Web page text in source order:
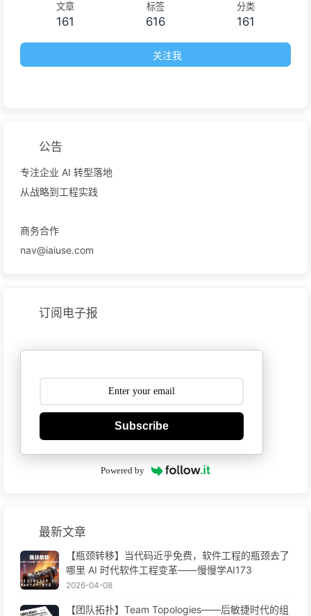
文章
161
标签
616
分类
161
关注我
公告
专注企业 AI 转型落地
从战略到工程实践
商务合作
nav@iaiuse.com
订阅电子报
Subscribe
Powered by
最新文章
【瓶颈转移】当代码近乎免费，软件工程的瓶颈去了
哪里 AI 时代软件工程变革——慢慢学AI173
2026-04-08
【团队拓扑】Team Topologies——后敏捷时代的组